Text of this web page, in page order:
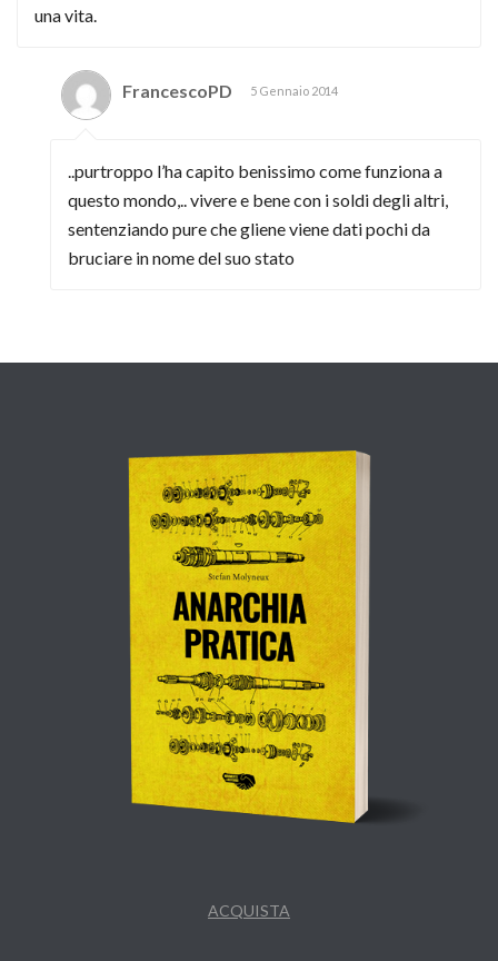
una vita.
FrancescoPD 5 Gennaio 2014
..purtroppo l’ha capito benissimo come funziona a
questo mondo,.. vivere e bene con i soldi degli altri,
sentenziando pure che gliene viene dati pochi da
bruciare in nome del suo stato
ACQUISTA